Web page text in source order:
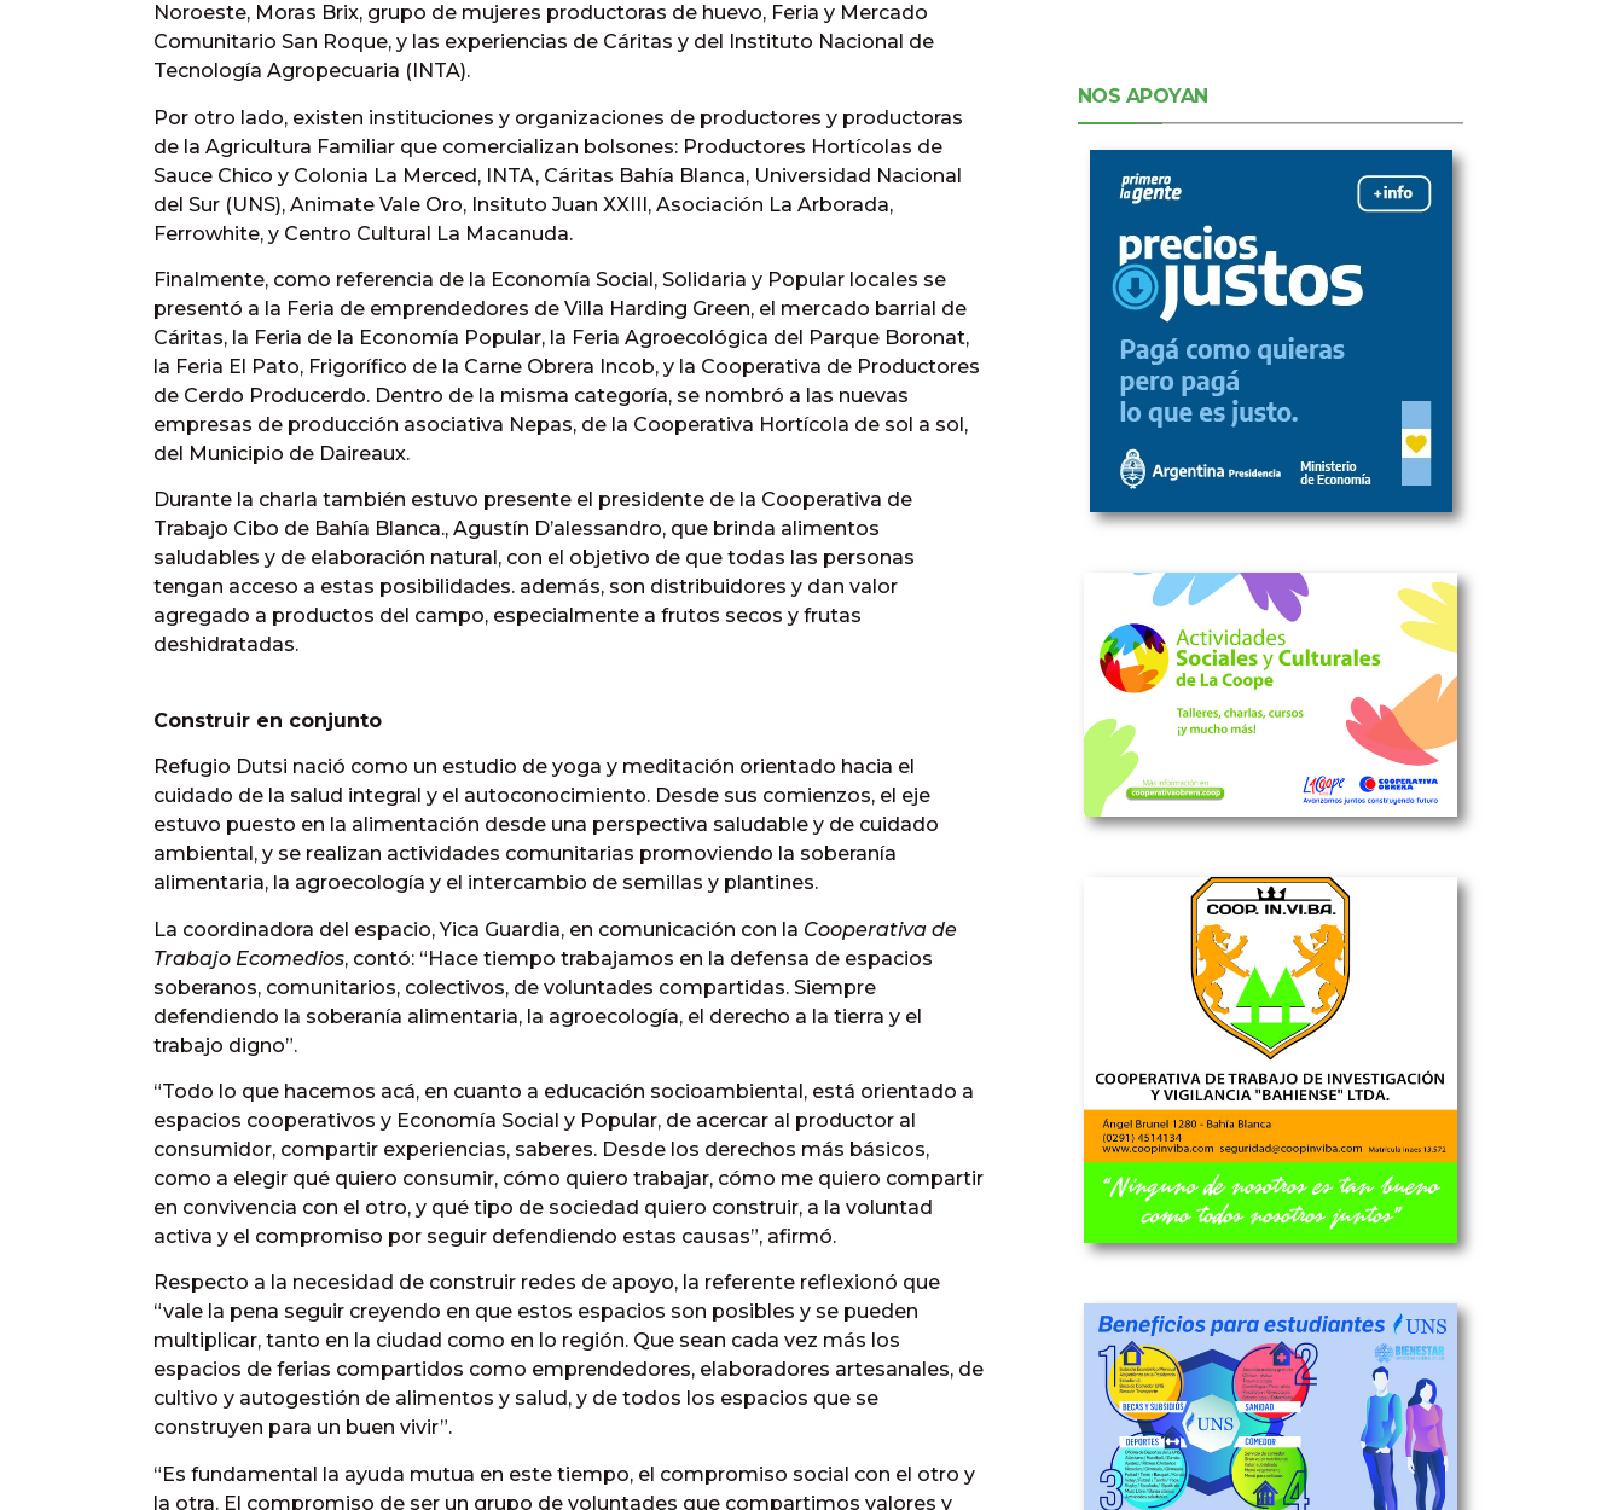
Noroeste, Moras Brix, grupo de mujeres productoras de huevo, Feria y Mercado
Comunitario San Roque, y las experiencias de Cáritas y del Instituto Nacional de
Tecnología Agropecuaria (INTA).
Por otro lado, existen instituciones y organizaciones de productores y productoras
de la Agricultura Familiar que comercializan bolsones: Productores Hortícolas de
Sauce Chico y Colonia La Merced, INTA, Cáritas Bahía Blanca, Universidad Nacional
del Sur (UNS), Animate Vale Oro, Insituto Juan XXIII, Asociación La Arborada,
Ferrowhite, y Centro Cultural La Macanuda.
Finalmente, como referencia de la Economía Social, Solidaria y Popular locales se
presentó a la Feria de emprendedores de Villa Harding Green, el mercado barrial de
Cáritas, la Feria de la Economía Popular, la Feria Agroecológica del Parque Boronat,
la Feria El Pato, Frigorífico de la Carne Obrera Incob, y la Cooperativa de Productores
de Cerdo Producerdo. Dentro de la misma categoría, se nombró a las nuevas
empresas de producción asociativa Nepas, de la Cooperativa Hortícola de sol a sol,
del Municipio de Daireaux.
Durante la charla también estuvo presente el presidente de la Cooperativa de
Trabajo Cibo de Bahía Blanca., Agustín D’alessandro, que brinda alimentos
saludables y de elaboración natural, con el objetivo de que todas las personas
tengan acceso a estas posibilidades. además, son distribuidores y dan valor
agregado a productos del campo, especialmente a frutos secos y frutas
deshidratadas.
Construir en conjunto
Refugio Dutsi nació como un estudio de yoga y meditación orientado hacia el
cuidado de la salud integral y el autoconocimiento. Desde sus comienzos, el eje
estuvo puesto en la alimentación desde una perspectiva saludable y de cuidado
ambiental, y se realizan actividades comunitarias promoviendo la soberanía
alimentaria, la agroecología y el intercambio de semillas y plantines.
La coordinadora del espacio, Yica Guardia, en comunicación con la Cooperativa de
Trabajo Ecomedios, contó: “Hace tiempo trabajamos en la defensa de espacios
soberanos, comunitarios, colectivos, de voluntades compartidas. Siempre
defendiendo la soberanía alimentaria, la agroecología, el derecho a la tierra y el
trabajo digno”.
“Todo lo que hacemos acá, en cuanto a educación socioambiental, está orientado a
espacios cooperativos y Economía Social y Popular, de acercar al productor al
consumidor, compartir experiencias, saberes. Desde los derechos más básicos,
como a elegir qué quiero consumir, cómo quiero trabajar, cómo me quiero compartir
en convivencia con el otro, y qué tipo de sociedad quiero construir, a la voluntad
activa y el compromiso por seguir defendiendo estas causas”, afirmó.
Respecto a la necesidad de construir redes de apoyo, la referente reflexionó que
“vale la pena seguir creyendo en que estos espacios son posibles y se pueden
multiplicar, tanto en la ciudad como en lo región. Que sean cada vez más los
espacios de ferias compartidos como emprendedores, elaboradores artesanales, de
cultivo y autogestión de alimentos y salud, y de todos los espacios que se
construyen para un buen vivir”.
“Es fundamental la ayuda mutua en este tiempo, el compromiso social con el otro y
la otra. El compromiso de ser un grupo de voluntades que compartimos valores y
NOS APOYAN